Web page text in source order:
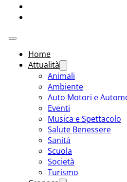
Home
Attualità
Animali
Ambiente
Auto Motori e
Eventi
Musica e Spettacolo
Salute Benessere
Sanità
Scuola
Società
Turismo